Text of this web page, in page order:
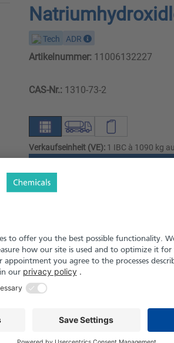
Tech ADR
Artikelnummer:11006132227
CAS-Nr.:1310-73-2
Verkaufseinheit (VE):1 IBC à 1090 kg